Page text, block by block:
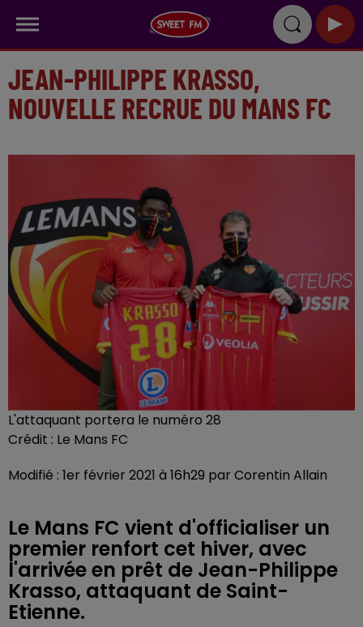
JEAN-PHILIPPE KRASSO,
NOUVELLE RECRUE DU MANS FC
L'attaquant portera le numéro 28
Crédit : Le Mans FC
Modifié : 1er février 2021 à 16h29 par Corentin Allain
Le Mans FC vient d'officialiser un
premier renfort cet hiver, avec
l'arrivée en prêt de Jean-Philippe
Krasso, attaquant de Saint-
Etienne.